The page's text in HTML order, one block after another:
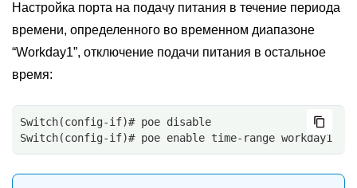
Настройка порта на подачу питания в течение периода
времени, определенного во временном диапазоне
“Workday1”, отключение подачи питания в остальное
время:
Switch(config-if)# poe disable
Switch(config-if)# poe enable time-range workday1